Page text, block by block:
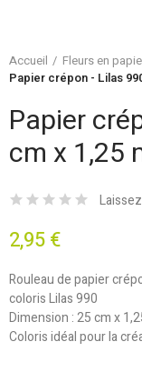
Accueil Fleurs en
Papier crépon - Lilas
Papier
cm x 1,25
2,95 €
Rouleau de papier
coloris Lilas 990
Dimension : 25 cm x
Coloris idéal pour la